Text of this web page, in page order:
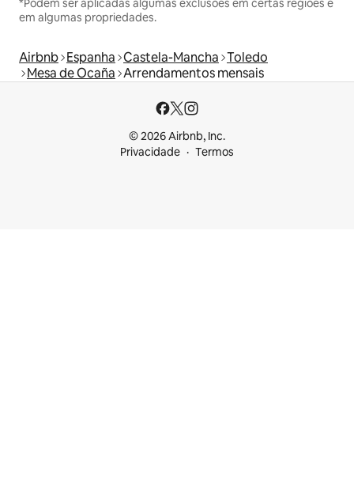
*Podem ser aplicadas algumas exclusões em certas regiões e
em algumas propriedades.
Airbnb Espanha Castela-Mancha Toledo
Mesa de Ocaña Arrendamentos mensais
© 2026 Airbnb, Inc.
Privacidade
Termos